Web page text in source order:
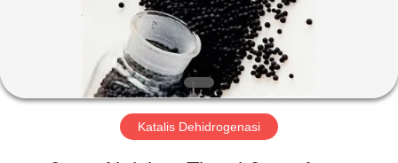
TENTANG
TUR
Katalis Dehidrogenasi